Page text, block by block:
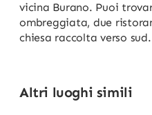
vicina Burano. Puoi
ombreggiata, due
chiesa raccolta verso sud.
Altri luoghi simili